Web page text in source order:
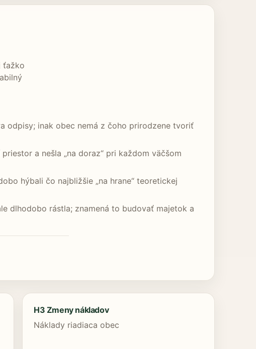
ťažko
odpisy; inak obec nemá z čoho prirodzene tvoriť
a nešla „na doraz“ pri každom väčšom
hýbali čo najbližšie „na hrane“ teoretickej
dlhodobo rástla; znamená to budovať majetok a
H3 Zmeny nákladov
Náklady riadiaca obec